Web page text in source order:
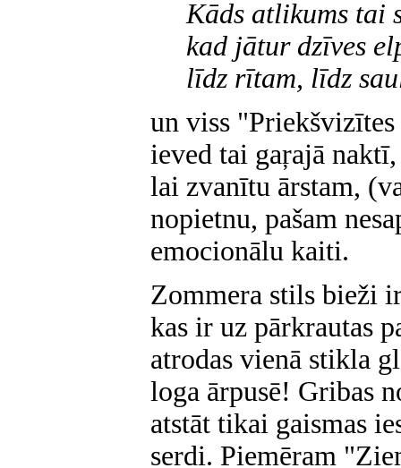
Kāds atlikums tai
kad jātur dzīves
līdz rītam, līdz
un viss
ieved tai gaŗajā
lai zvanītu ārstam,
nopietnu, pašam
emocionālu kaiti.
Zommera stils bieži
kas ir uz pārkrautas
atrodas vienā stikla
loga ārpusē! Gribas
atstāt tikai gaismas
serdi. Piemēram